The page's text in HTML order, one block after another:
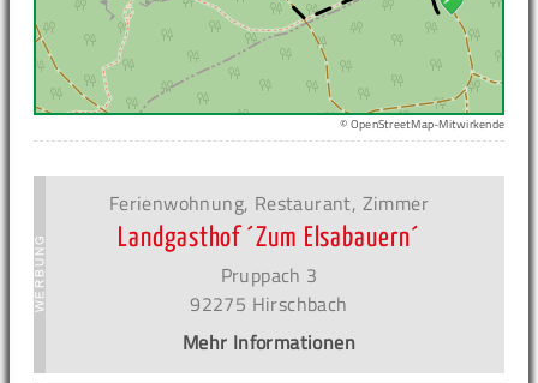
© OpenStreetMap-Mitwirkende
Ferienwohnung, Restaurant, Zimmer
Landgasthof ´Zum Elsabauern´
Pruppach 3
92275 Hirschbach
Mehr Informationen